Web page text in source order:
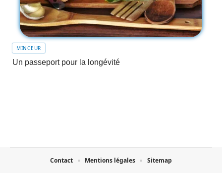
MINCEUR
Un passeport pour la longévité
Contact Mentions légales Sitemap